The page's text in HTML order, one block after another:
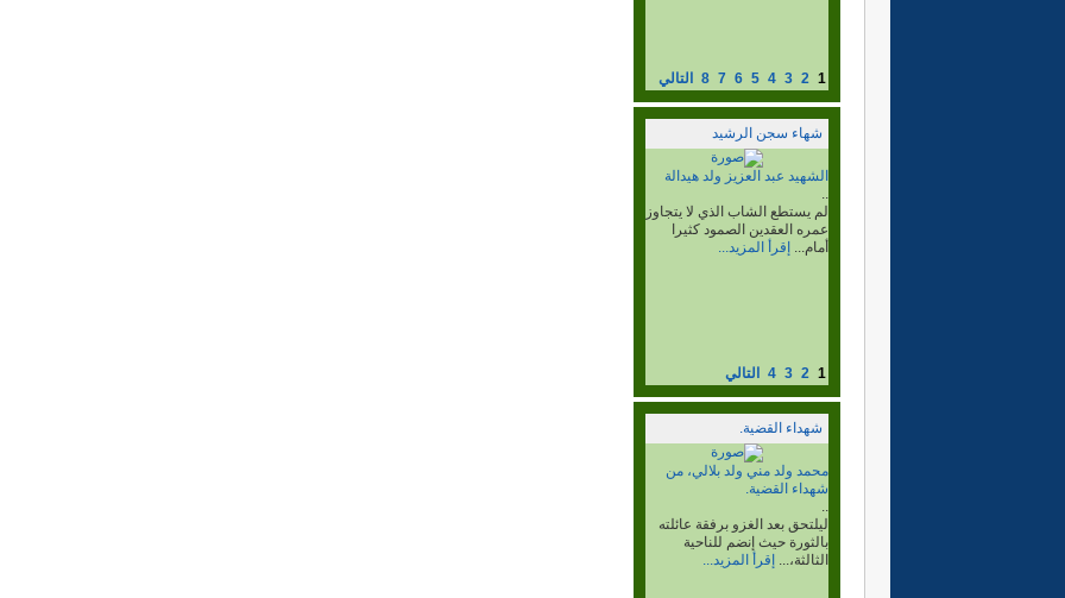
1
2
3
4
5
6
7
8 التالي
شهاء سجن الرشيد
الشهيد محمد الشيخ ولد ابراهيم
ولد عبد الله ولد سيدي يوسف،
المعروف بالديخ، وإسمه
الحركي أكلاي، شهيد جلادي
القيادة رحمة الله عليه...
1
2
3
4 التالي
شهداء القضية.
الشهيد شياخ ولد داداه ولد
محمد العبدلا.
..
لهذا كان من اول المنطلقين مع
ابنائه الكبار للإلتحاق بصفوف...
إقرأ المزيد...